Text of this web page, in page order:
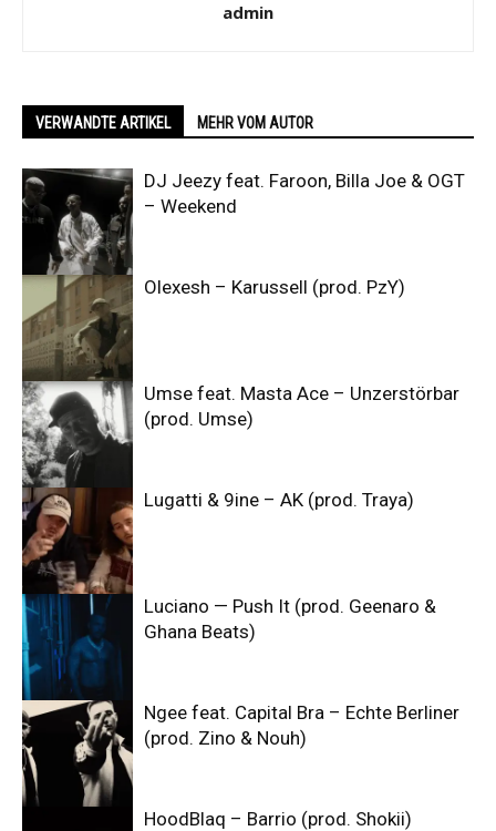
admin
VERWANDTE ARTIKEL MEHR VOM AUTOR
DJ Jeezy feat. Faroon, Billa Joe & OGT
– Weekend
Olexesh – Karussell (prod. PzY)
Umse feat. Masta Ace – Unzerstörbar
(prod. Umse)
Lugatti & 9ine – AK (prod. Traya)
Luciano — Push It (prod. Geenaro &
Ghana Beats)
Ngee feat. Capital Bra – Echte Berliner
(prod. Zino & Nouh)
HoodBlaq – Barrio (prod. Shokii)